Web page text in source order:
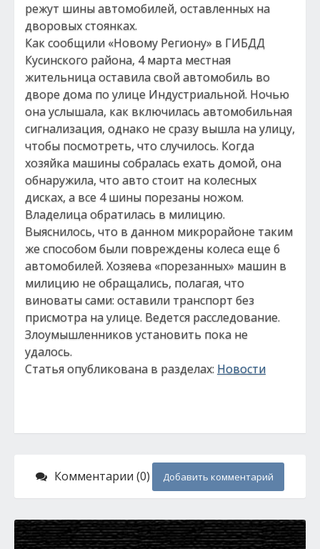
режут шины автомобилей, оставленных на
дворовых стоянках.
Как сообщили «Новому Региону» в ГИБДД
Кусинского района, 4 марта местная
жительница оставила свой автомобиль во
дворе дома по улице Индустриальной. Ночью
она услышала, как включилась автомобильная
сигнализация, однако не сразу вышла на улицу,
чтобы посмотреть, что случилось. Когда
хозяйка машины собралась ехать домой, она
обнаружила, что авто стоит на колесных
дисках, а все 4 шины порезаны ножом.
Владелица обратилась в милицию.
Выяснилось, что в данном микрорайоне таким
же способом были повреждены колеса еще 6
автомобилей. Хозяева «порезанных» машин в
милицию не обращались, полагая, что
виноваты сами: оставили транспорт без
присмотра на улице. Ведется расследование.
Злоумышленников установить пока не
удалось.
Статья опубликована в разделах: Новости
Комментарии (0) Добавить комментарий